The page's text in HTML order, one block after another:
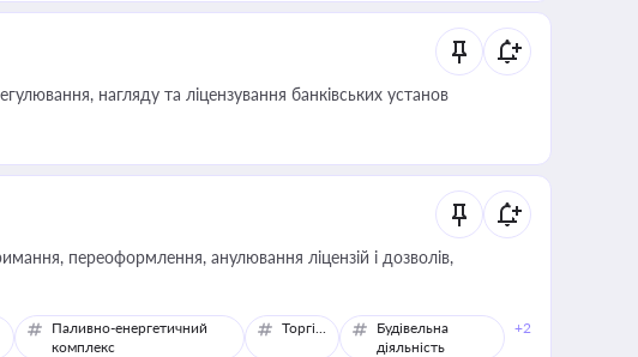
нагляду та ліцензування банківських установ
переоформлення, анулювання ліцензій і дозволів,
Паливно-енергетичний
комплекс
Торгівля
Будівельна
діяльність
+2